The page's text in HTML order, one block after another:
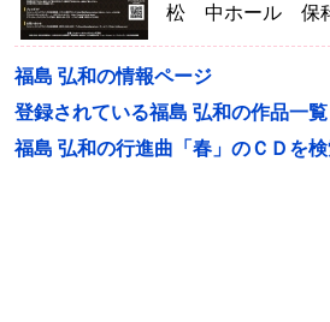
松 中ホール 保
福島 弘和の情報ページ
登録されている福島 弘和の作品一覧
福島 弘和の行進曲「春」のＣＤを